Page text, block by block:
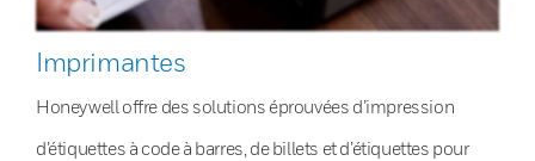
Imprimantes
Honeywell offre des solutions éprouvées d’impression
d’étiquettes à code à barres, de billets et d’étiquettes pour